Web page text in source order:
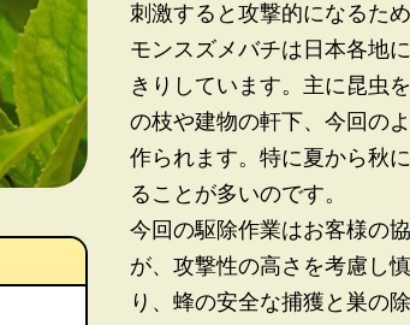
刺激すると攻撃的になるた
モンスズメバチは日本各地
きりしています。主に昆虫
の枝や建物の軒下、今回の
作られます。特に夏から秋
ることが多いのです。
今回の駆除作業はお客様の
が、攻撃性の高さを考慮し
り、蜂の安全な捕獲と巣の